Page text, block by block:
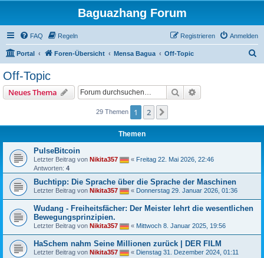
Baguazhang Forum
FAQ Regeln Anmelden
Registrieren
Portal Foren-Übersicht Mensa Bagua Off-Topic
Off-Topic
Neues Thema Suche
29 Themen 1 2
Themen
PulseBitcoin
Letzter Beitrag von Nikita357 « Freitag 22. Mai 2026, 22:46
Antworten: 4
Buchtipp: Die Sprache über die Sprache der Maschinen
Letzter Beitrag von Nikita357 « Donnerstag 29. Januar 2026, 01:36
Wudang - Freiheitsfächer: Der Meister lehrt die wesentlichen
Bewegungsprinzipien.
Letzter Beitrag von Nikita357 « Mittwoch 8. Januar 2025, 19:56
HaSchem nahm Seine Millionen zurück | DER FILM
Letzter Beitrag von Nikita357 « Dienstag 31. Dezember 2024, 01:11